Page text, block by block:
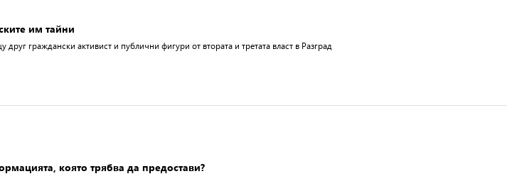
им тайни
граждански активист и публични фигури от втората и третата власт в Разград
която трябва да предостави?